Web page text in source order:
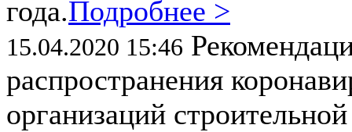
года.Подробнее >
15.04.2020 15:46
распространения
организаций